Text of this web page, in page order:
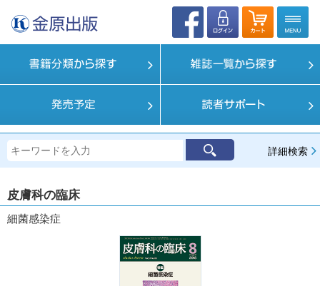
詳細検索
皮膚科の臨床
細菌感染症